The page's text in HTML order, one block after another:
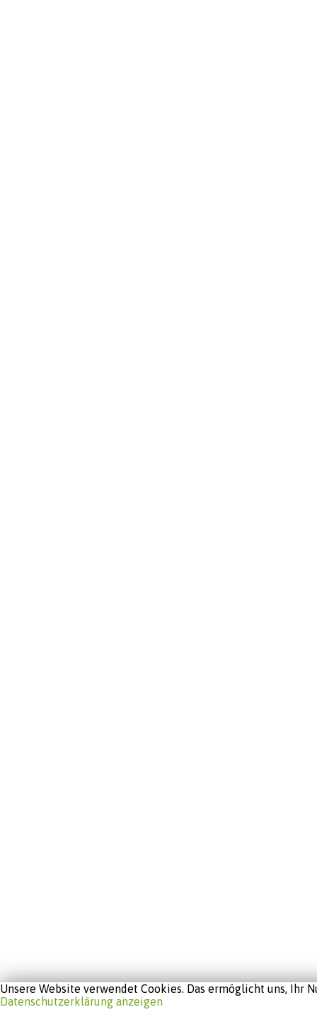
Unsere Website verwendet Cookies. Das ermöglicht uns,
Datenschutzerklärung anzeigen